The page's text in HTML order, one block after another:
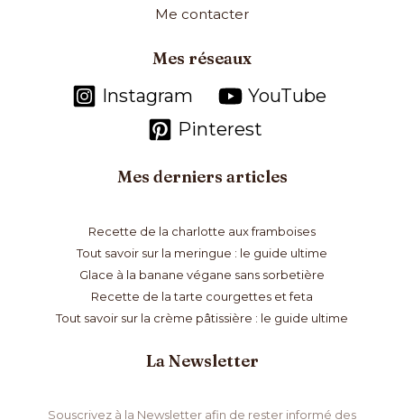
Me contacter
Mes réseaux
Instagram
YouTube
Pinterest
Mes derniers articles
Recette de la charlotte aux framboises
Tout savoir sur la meringue : le guide ultime
Glace à la banane végane sans sorbetière
Recette de la tarte courgettes et feta
Tout savoir sur la crème pâtissière : le guide ultime
La Newsletter
Souscrivez à la Newsletter afin de rester informé des